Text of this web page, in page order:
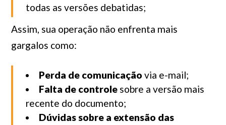
todas as versões debatidas;
Assim, sua operação não enfrenta mais
gargalos como:
Perda de comunicação via e-mail;
Falta de controle sobre a versão mais
recente do documento;
Dúvidas sobre a extensão das